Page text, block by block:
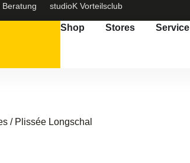
Beratung studioK Vorteilsclub
Shop Stores Service
/ Plissée Longschal